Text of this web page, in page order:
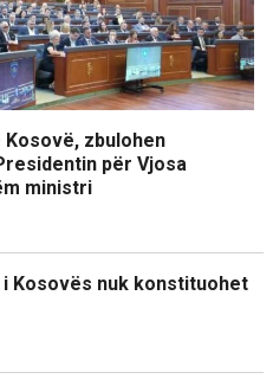
zbulohen
për Vjosa
ministri
Kosovës nuk konstituohet